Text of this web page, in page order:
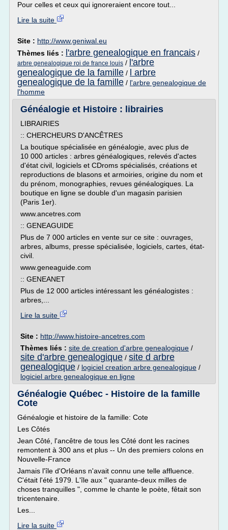
Pour celles et ceux qui ignoreraient encore tout...
Lire la suite
Site : http://www.geniwal.eu
Thèmes liés :
l'arbre genealogique en francais /
arbre genealogique roi de france louis / l'arbre
genealogique de la famille /
l arbre
genealogique de la famille / l'arbre genealogique de
l'homme
Généalogie et Histoire : librairies
LIBRAIRIES
:: CHERCHEURS D'ANCÊTRES
La boutique spécialisée en généalogie, avec plus de
10 000 articles : arbres généalogiques, relevés d'actes
d'état civil, logiciels et CDroms spécialisés, créations et
reproductions de blasons et armoiries, origine du nom et
du prénom, monographies, revues généalogiques. La
boutique en ligne se double d'un magasin parisien
(Paris 1er).
www.ancetres.com
:: GENEAGUIDE
Plus de 7 000 articles en vente sur ce site : ouvrages,
arbres, albums, presse spécialisée, logiciels, cartes, état-
civil.
www.geneaguide.com
:: GENEANET
Plus de 12 000 articles intéressant les généalogistes :
arbres,...
Lire la suite
Site : http://www.histoire-ancetres.com
Thèmes liés : site de creation d'arbre genealogique /
site d'arbre genealogique / site d arbre
genealogique / logiciel creation arbre genealogique /
logiciel arbre genealogique en ligne
Généalogie Québec - Histoire de la famille
Cote
Généalogie et histoire de la famille: Cote
Les Côtés
Jean Côté, l'ancêtre de tous les Côté dont les racines
remontent à 300 ans et plus -- Un des premiers colons en
Nouvelle-France
Jamais l'île d'Orléans n'avait connu une telle affluence.
C'était l'été 1979. L'île aux " quarante-deux milles de
choses tranquilles ", comme le chante le poète, fêtait son
tricentenaire.
Les...
Lire la suite